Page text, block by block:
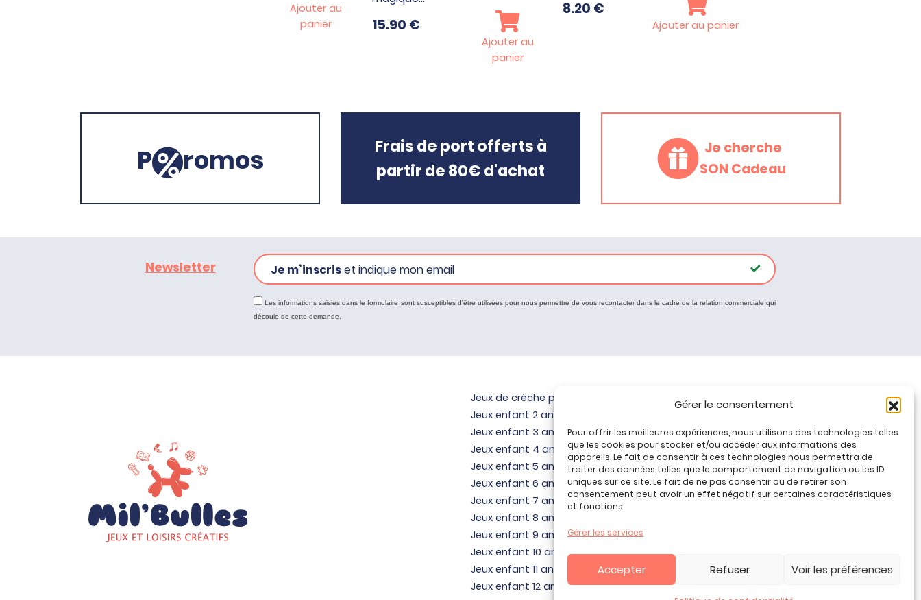
Gérer le consentement
Pour offrir les meilleures expériences, nous utilisons des technologies telles
que les cookies pour stocker et/ou accéder aux informations des
appareils. Le fait de consentir à ces technologies nous permettra de
traiter des données telles que le comportement de navigation ou les ID
uniques sur ce site. Le fait de ne pas consentir ou de retirer son
consentement peut avoir un effet négatif sur certaines caractéristiques
et fonctions.
Gérer les services
Accepter Refuser Voir les préférences
Ajouter au
panier
15.90 €
Ajouter au
panier
8.20 €
Ajouter au panier
P romos
Frais de port offerts à
partir de 80€ d'achat
Je cherche
SON Cadeau
Newsletter Je m’inscriset indique mon email
Les informations saisies dans le formulaire sont susceptibles d'être utilisées pour nous permettre de vous recontacter dans le cadre de la relation commerciale qui
découle de cette demande.
Jeux de crèche pour bébé
Jeux enfant 2 ans
Jeux enfant 3 ans
Jeux enfant 4 ans
Jeux enfant 5 ans
Jeux enfant 6 ans
Jeux enfant 7 ans
Jeux enfant 8 ans
Jeux enfant 9 ans
Jeux enfant 10 ans
Jeux enfant 11 ans
Jeux enfant 12 ans
Tous nos produits
Plan du site
Contact
Mon compte
CGV